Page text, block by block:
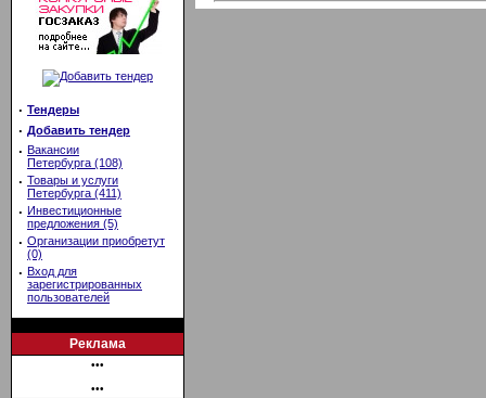
· Тендеры
· Добавить тендер
· Вакансии
Петербурга (108)
· Товары и услуги
Петербурга (411)
· Инвестиционные
предложения (5)
· Организации приобретут
(0)
· Вход для
зарегистрированных
пользователей
Реклама
•••
•••